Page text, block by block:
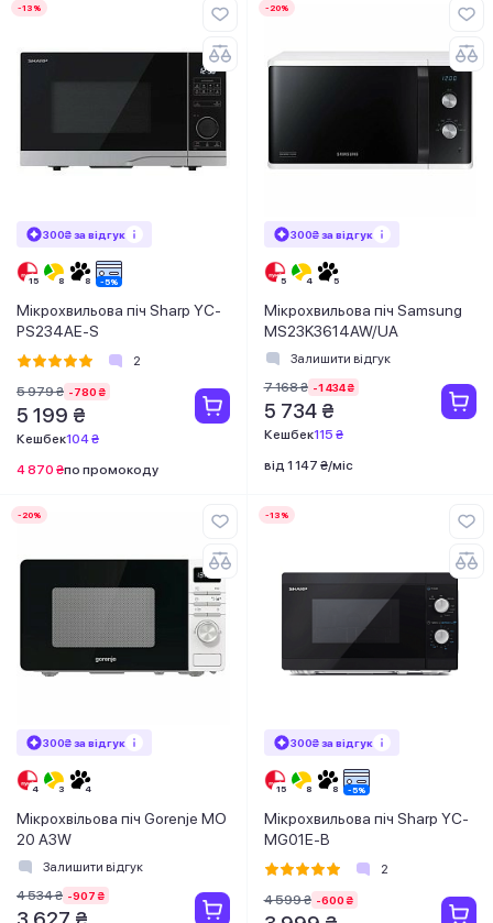
-13%
300₴ за відгук
Мікрохвильова піч Sharp YC-
PS234AE-S
2
5 979 ₴ -780 ₴
5 199 ₴
Кешбек104 ₴
4 870 ₴по промокоду
-20%
300₴ за відгук
Мікрохвильова піч Samsung
MS23K3614AW/UA
Залишити відгук
7 168 ₴ -1 434 ₴
5 734 ₴
Кешбек115 ₴
від 1 147 ₴/міс
-20%
300₴ за відгук
Мікрохвільова піч Gorenje MO
20 A3W
Залишити відгук
4 534 ₴ -907 ₴
-13%
300₴ за відгук
Мікрохвильова піч Sharp YC-
MG01E-B
2
4 599 ₴ -600 ₴